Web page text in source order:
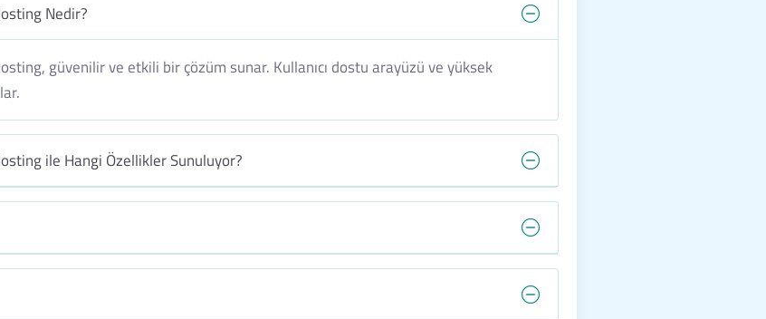
Nedir?
güvenilir ve etkili bir çözüm sunar. Kullanıcı dostu arayüzü ve yüksek
ile Hangi Özellikler Sunuluyor?